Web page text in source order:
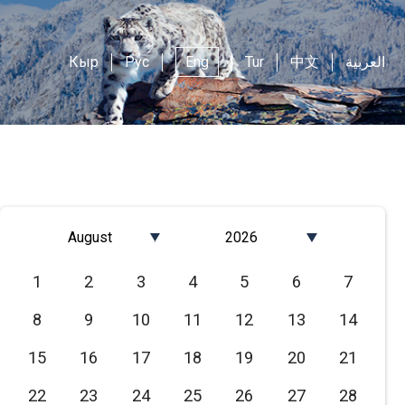
Кыр Рус Eng Tur 中文 العربية
August
Март
Апрель
2026
2024
2023
1 2 3 4 5 6
7
8
9 10 11 12 13
14
15
16 17 18 19 20
21
22
23 24 25 26 27
28